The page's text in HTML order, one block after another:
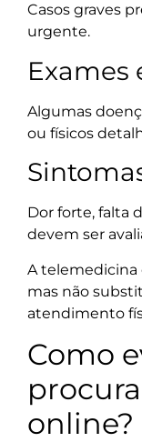
Casos graves
urgente.
Exames
Algumas
ou físicos
Dor forte, falta
devem ser
A telemedicina
mas não
atendimento
Como
online?